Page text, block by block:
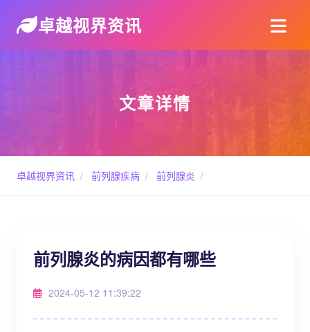
卓越视界资讯
文章详情
卓越视界资讯 / 前列腺疾病 / 前列腺炎 /
前列腺炎的病因都有哪些
2024-05-12 11:39:22